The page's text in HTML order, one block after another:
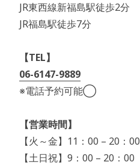
JR東西線新福島駅徒歩2分
JR福島駅徒歩7分
【TEL】
06-6147-9889
※電話予約可能◯
【営業時間】
【火～金】11：00 – 20：00
【土日祝】9：00 – 20：00